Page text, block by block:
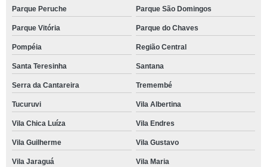
Parque Peruche Parque São Domingos
Parque Vitória Parque do Chaves
Pompéia Região Central
Santa Teresinha Santana
Serra da Cantareira Tremembé
Tucuruvi Vila Albertina
Vila Chica Luíza Vila Endres
Vila Guilherme Vila Gustavo
Vila Jaraguá Vila Maria